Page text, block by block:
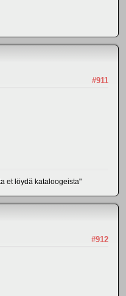
#911
et löydä kataloogeista"
#912